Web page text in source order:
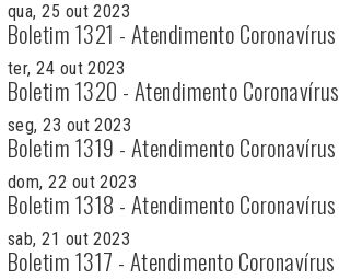
qua, 25 out 2023
Boletim 1321 - Atendimento Coronavírus
ter, 24 out 2023
Boletim 1320 - Atendimento Coronavírus
seg, 23 out 2023
Boletim 1319 - Atendimento Coronavírus
dom, 22 out 2023
Boletim 1318 - Atendimento Coronavírus
sab, 21 out 2023
Boletim 1317 - Atendimento Coronavírus